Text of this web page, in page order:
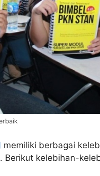
memiliki berbagai
Berikut kelebihan-